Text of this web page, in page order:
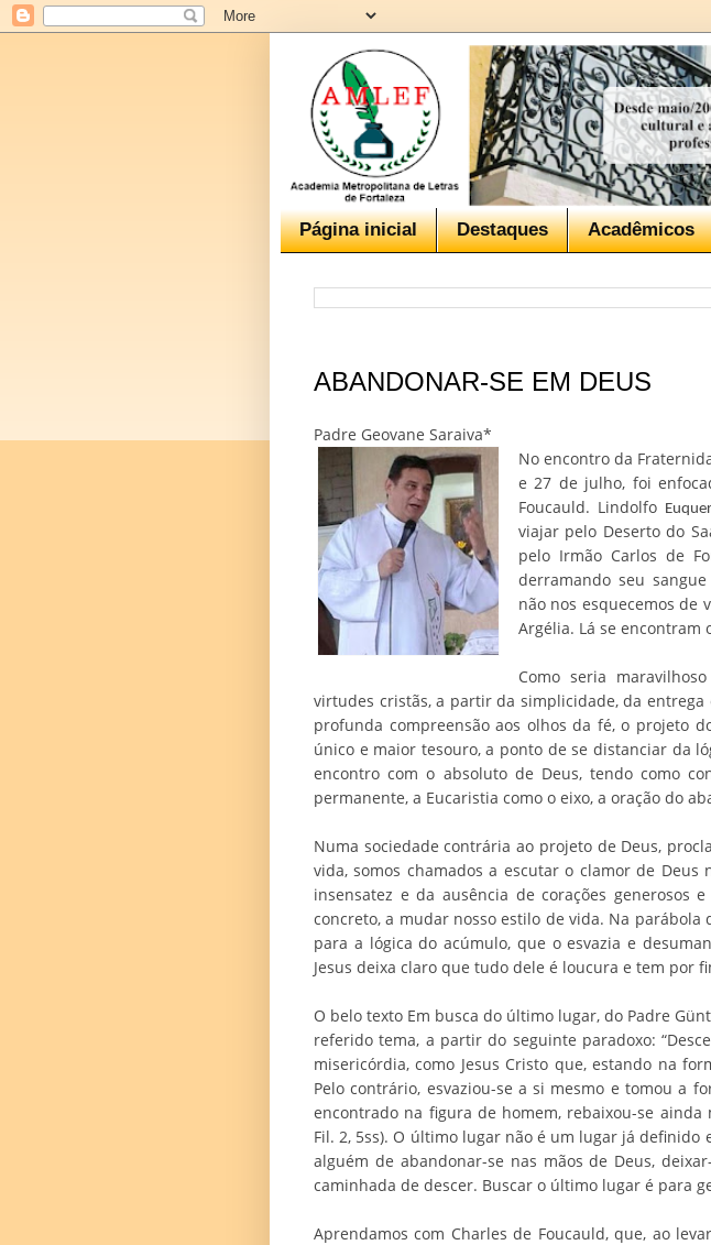
Página inicial Destaques Acadêmicos
ABANDONAR-SE EM DEUS
Padre Geovane Saraiva*
No encontro da
e 27 de julho, foi
Foucauld. Lindolfo
viajar pelo Deserto do
pelo Irmão Carlos de
derramando seu
não nos esquecemos de
Argélia. Lá se encontram
Como seria
virtudes cristãs, a partir da simplicidade, da
profunda compreensão aos olhos da fé, o projeto
único e maior tesouro, a ponto de se distanciar da
encontro com o absoluto de Deus, tendo como
permanente, a Eucaristia como o eixo, a oração do
Numa sociedade contrária ao projeto de Deus,
vida, somos chamados a escutar o clamor de
insensatez e da ausência de corações generosos
concreto, a mudar nosso estilo de vida. Na
para a lógica do acúmulo, que o esvazia e
Jesus deixa claro que tudo dele é loucura e tem por
O belo texto Em busca do último lugar, do Padre
referido tema, a partir do seguinte paradoxo:
misericórdia, como Jesus Cristo que, estando na
Pelo contrário, esvaziou-se a si mesmo e tomou a
encontrado na figura de homem, rebaixou-se
Fil. 2, 5ss). O último lugar não é um lugar já
alguém de abandonar-se nas mãos de Deus,
caminhada de descer. Buscar o último lugar é para
Aprendamos com Charles de Foucauld, que, ao